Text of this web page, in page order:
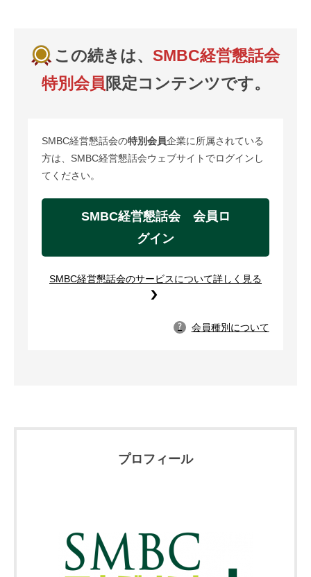
この続きは、SMBC経営懇話会
特別会員 限定コンテンツです。
SMBC経営懇話会の特別会員企業に所属されている
方は、SMBC経営懇話会ウェブサイトでログインし
てください。
SMBC経営懇話会 会員ロ
グイン
SMBC経営懇話会のサービスについて詳しく見る
? 会員種別について
プロフィール